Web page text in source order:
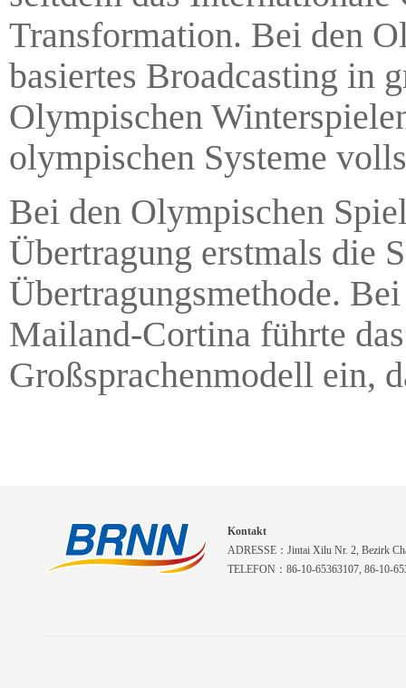
Transformation. Bei den
basiertes Broadcasting in
Olympischen
olympischen Systeme
Bei den Olympischen
Übertragung erstmals die
Übertragungsmethode.
Mailand-Cortina führte
Großsprachenmodell ein,
Kontakt
ADRESSE：Jintai Xilu Nr. 2, Bezirk
TELEFON：86-10-65363107, 86-10-